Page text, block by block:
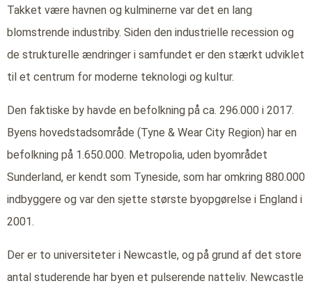
Takket være havnen og kulminerne var det en lang
blomstrende industriby. Siden den industrielle recession og
de strukturelle ændringer i samfundet er den stærkt udviklet
til et centrum for moderne teknologi og kultur.
Den faktiske by havde en befolkning på ca. 296.000 i 2017.
Byens hovedstadsområde (Tyne & Wear City Region) har en
befolkning på 1.650.000. Metropolia, uden byområdet
Sunderland, er kendt som Tyneside, som har omkring 880.000
indbyggere og var den sjette største byopgørelse i England i
2001.
Der er to universiteter i Newcastle, og på grund af det store
antal studerende har byen et pulserende natteliv. Newcastle